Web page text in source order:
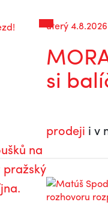
úterý
si
na
pražský
prodeji i v